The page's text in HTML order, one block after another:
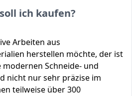
ich kaufen?
Arbeiten aus
herstellen möchte, der ist
Schneide- und
nicht nur sehr präzise im
teilweise über 300